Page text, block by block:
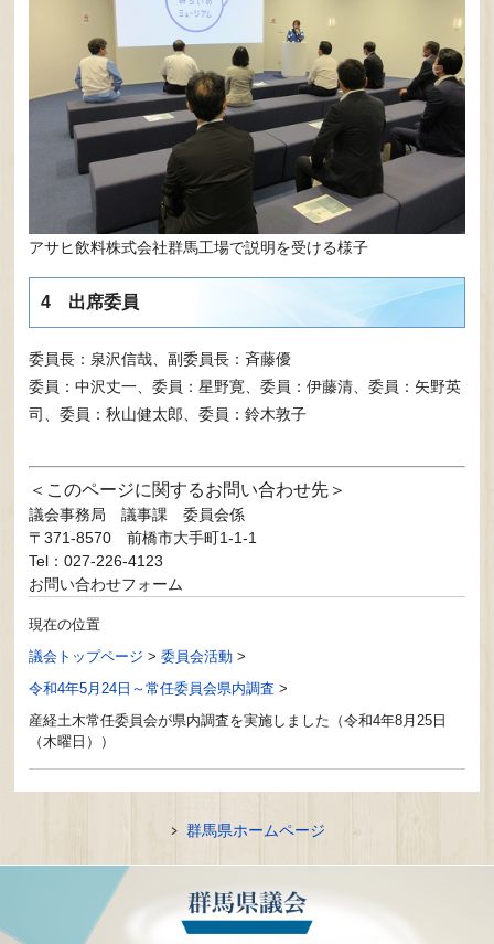
アサヒ飲料株式会社群馬工場で説明を受ける様子
4 出席委員
委員長：泉沢信哉、副委員長：斉藤優
委員：中沢丈一、委員：星野寛、委員：伊藤清、委員：矢野英
司、委員：秋山健太郎、委員：鈴木敦子
このページに関するお問い合わせ先
議会事務局
議事課 委員会係
〒371-8570
前橋市大手町1-1-1
Tel：027-226-4123
お問い合わせフォーム
現在の位置
議会トップページ >委員会活動 >
令和4年5月24日～常任委員会県内調査 >
産経土木常任委員会が県内調査を実施しました（令和4年8月25日
（木曜日））
群馬県ホームページ